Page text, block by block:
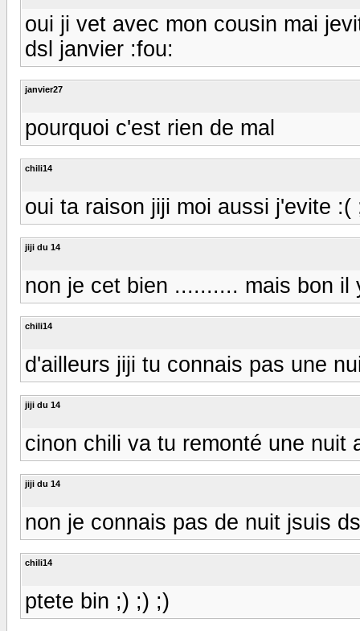
oui ji vet avec mon cousin mai
dsl janvier :fou:
janvier27
pourquoi c'est rien de mal
chili14
oui ta raison jiji moi aussi j'evite :(
jiji du 14
non je cet bien .......... mais bon
chili14
d'ailleurs jiji tu connais pas une
jiji du 14
cinon chili va tu remonté une nuit
jiji du 14
non je connais pas de nuit jsuis
chili14
ptete bin ;) ;) ;)